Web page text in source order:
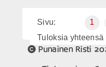
Sivu: 1
Tuloksia yhteensä
Punainen Risti